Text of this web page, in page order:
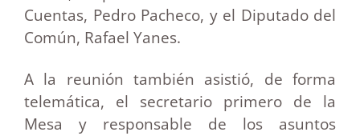
Cuentas, Pedro Pacheco, y el Diputado del
Común, Rafael Yanes.
A la reunión también asistió, de forma
telemática, el secretario primero de la
Mesa y responsable de los asuntos